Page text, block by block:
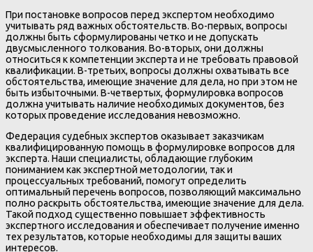
При постановке вопросов перед экспертом необходимо
учитывать ряд важных обстоятельств. Во-первых, вопросы
должны быть сформулированы четко и не допускать
двусмысленного толкования. Во-вторых, они должны
относиться к компетенции эксперта и не требовать правовой
квалификации. В-третьих, вопросы должны охватывать все
обстоятельства, имеющие значение для дела, но при этом не
быть избыточными. В-четвертых, формулировка вопросов
должна учитывать наличие необходимых документов, без
которых проведение исследования невозможно.
Федерация судебных экспертов оказывает заказчикам
квалифицированную помощь в формулировке вопросов для
эксперта. Наши специалисты, обладающие глубоким
пониманием как экспертной методологии, так и
процессуальных требований, помогут определить
оптимальный перечень вопросов, позволяющий максимально
полно раскрыть обстоятельства, имеющие значение для дела.
Такой подход существенно повышает эффективность
экспертного исследования и обеспечивает получение именно
тех результатов, которые необходимы для защиты ваших
интересов.